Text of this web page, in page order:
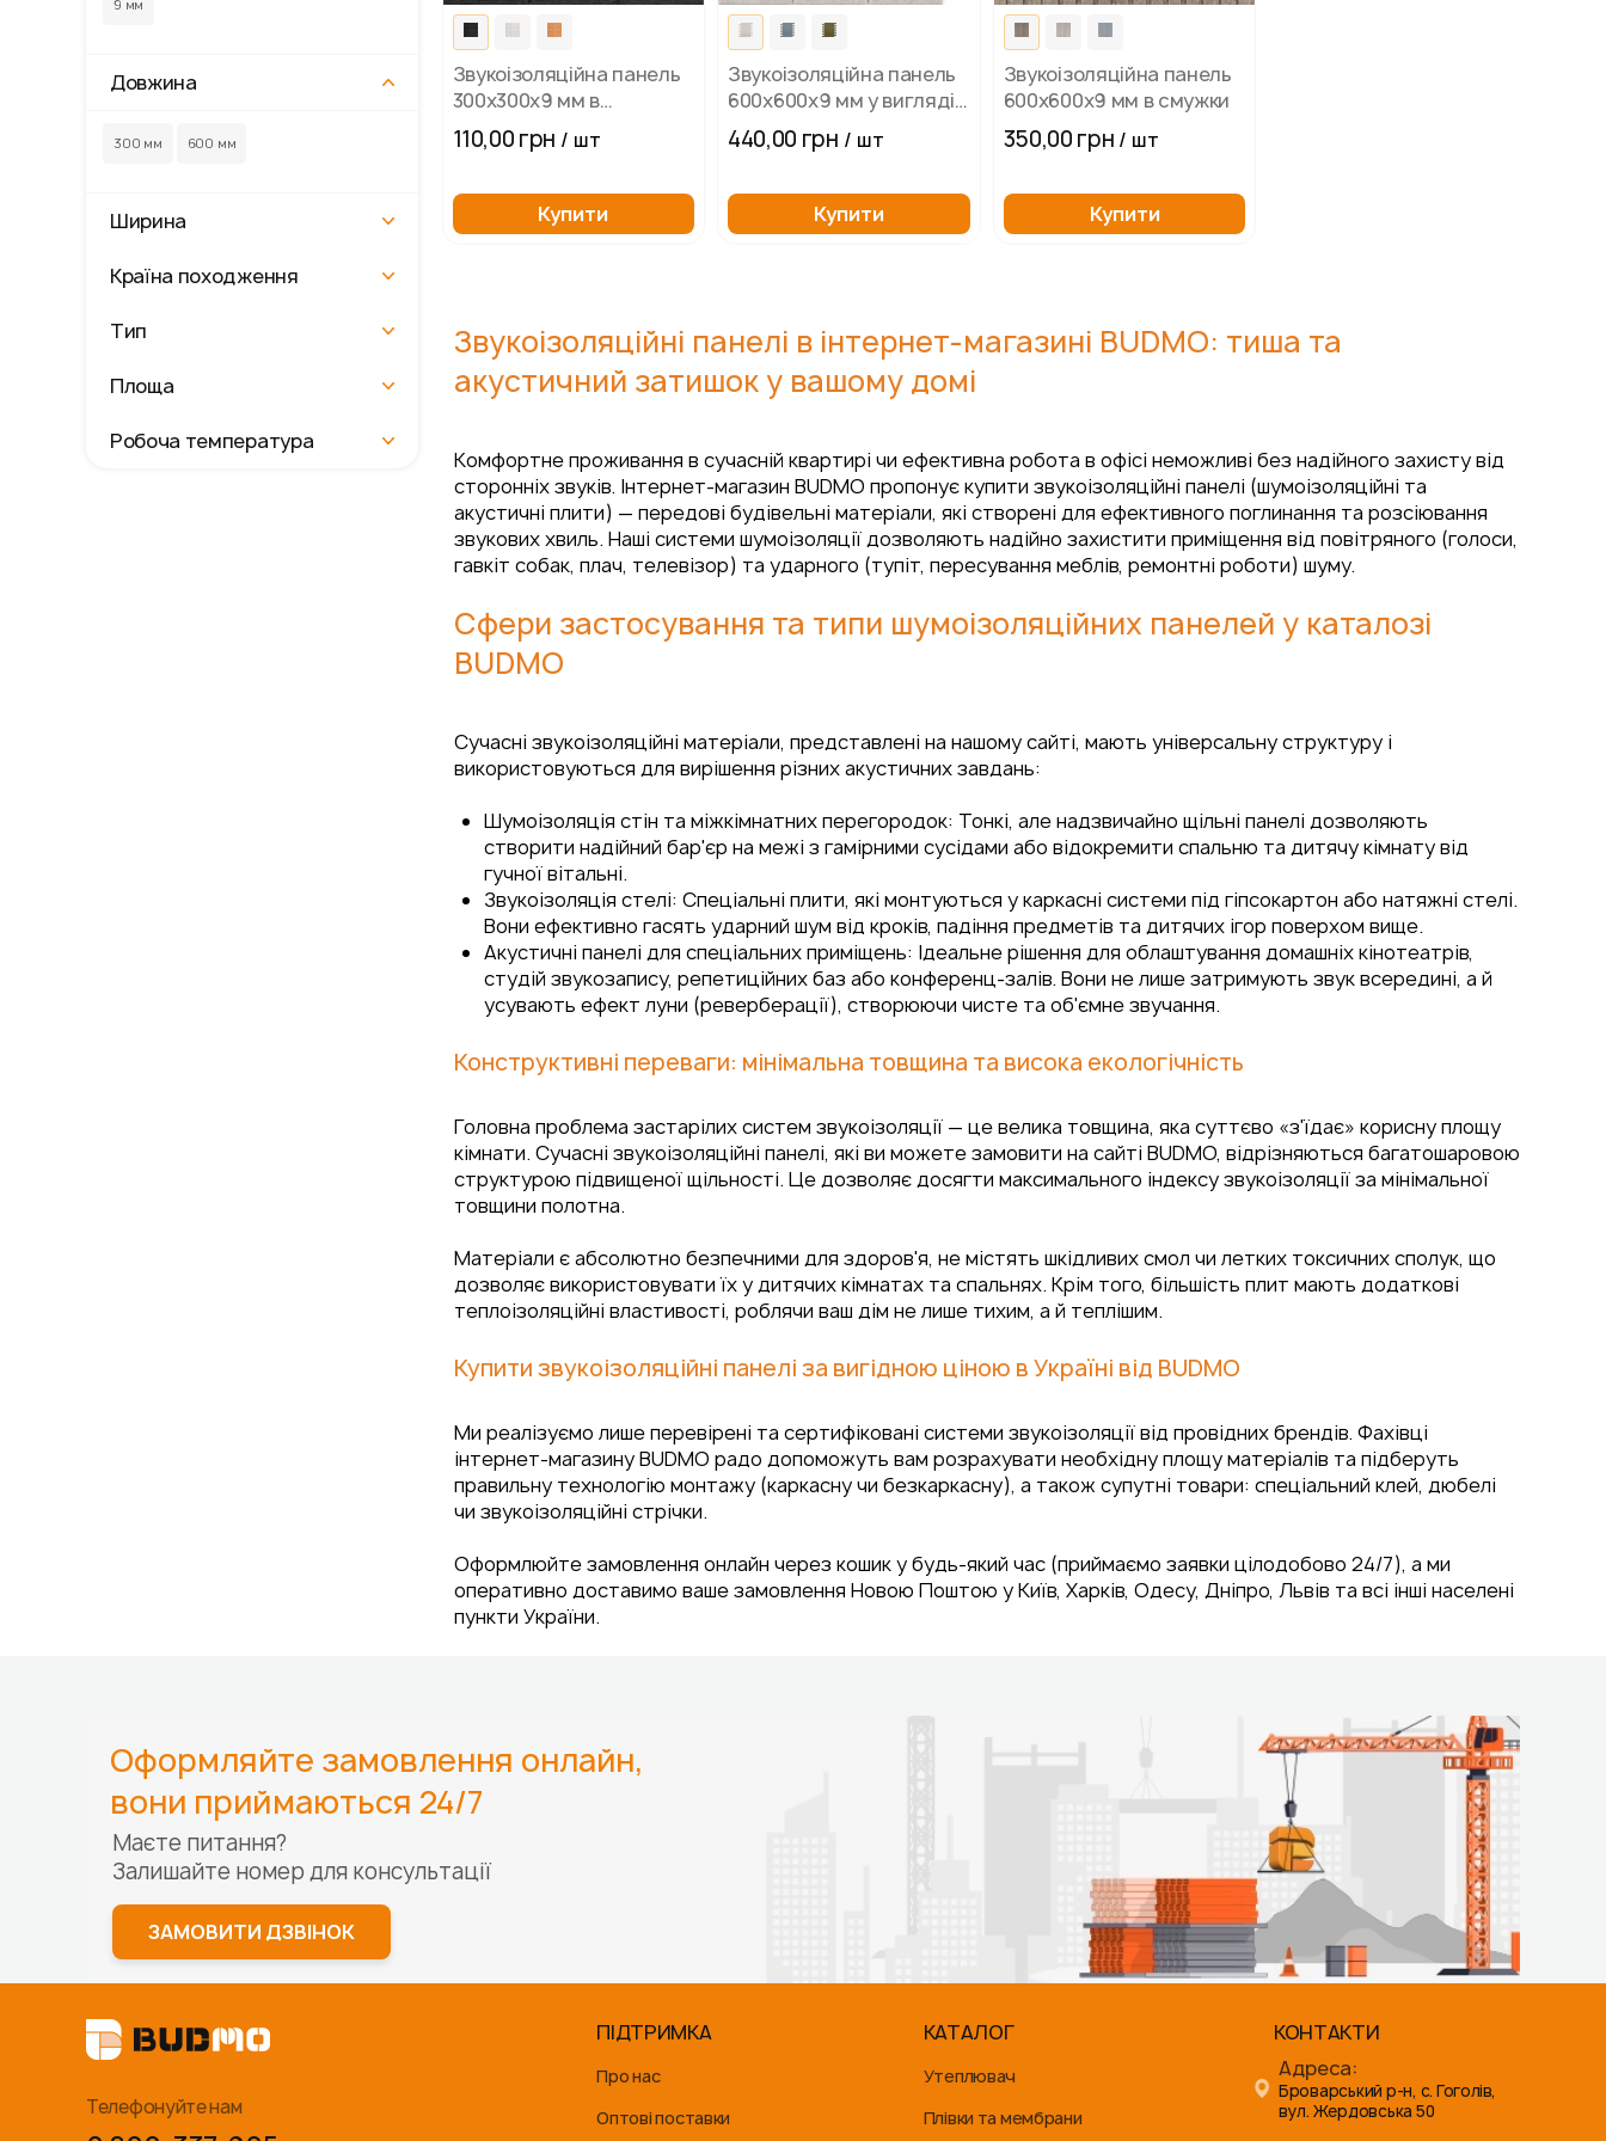
Звукоізоляційна панель
300х300х9 мм в
квадратики
110,00 грн / шт
Купити
Звукоізоляційна панель
600х600х9 мм у вигляді
цегляних плиток
440,00 грн / шт
Купити
Звукоізоляційна панель
600х600х9 мм в смужки
350,00 грн / шт
Купити
Звукоізоляційні панелі в інтернет-магазині BUDMO: тиша та
акустичний затишок у вашому домі
Комфортне проживання в сучасній квартирі чи ефективна робота в офісі неможливі без надійного захисту від
сторонніх звуків. Інтернет-магазин BUDMO пропонує купити звукоізоляційні панелі (шумоізоляційні та
акустичні плити) — передові будівельні матеріали, які створені для ефективного поглинання та розсіювання
звукових хвиль. Наші системи шумоізоляції дозволяють надійно захистити приміщення від повітряного (голоси,
гавкіт собак, плач, телевізор) та ударного (тупіт, пересування меблів, ремонтні роботи) шуму.
Сфери застосування та типи шумоізоляційних панелей у каталозі
BUDMO
Сучасні звукоізоляційні матеріали, представлені на нашому сайті, мають універсальну структуру і
використовуються для вирішення різних акустичних завдань:
Шумоізоляція стін та міжкімнатних перегородок: Тонкі, але надзвичайно щільні панелі дозволяють
створити надійний бар'єр на межі з гамірними сусідами або відокремити спальню та дитячу кімнату від
гучної вітальні.
Звукоізоляція стелі: Спеціальні плити, які монтуються у каркасні системи під гіпсокартон або натяжні стелі.
Вони ефективно гасять ударний шум від кроків, падіння предметів та дитячих ігор поверхом вище.
Акустичні панелі для спеціальних приміщень: Ідеальне рішення для облаштування домашніх кінотеатрів,
студій звукозапису, репетиційних баз або конференц-залів. Вони не лише затримують звук всередині, а й
усувають ефект луни (реверберації), створюючи чисте та об'ємне звучання.
Конструктивні переваги: мінімальна товщина та висока екологічність
Головна проблема застарілих систем звукоізоляції — це велика товщина, яка суттєво «з'їдає» корисну площу
кімнати. Сучасні звукоізоляційні панелі, які ви можете замовити на сайті BUDMO, відрізняються багатошаровою
структурою підвищеної щільності. Це дозволяє досягти максимального індексу звукоізоляції за мінімальної
товщини полотна.
Матеріали є абсолютно безпечними для здоров'я, не містять шкідливих смол чи летких токсичних сполук, що
дозволяє використовувати їх у дитячих кімнатах та спальнях. Крім того, більшість плит мають додаткові
теплоізоляційні властивості, роблячи ваш дім не лише тихим, а й теплішим.
Купити звукоізоляційні панелі за вигідною ціною в Україні від BUDMO
Ми реалізуємо лише перевірені та сертифіковані системи звукоізоляції від провідних брендів. Фахівці
інтернет-магазину BUDMO радо допоможуть вам розрахувати необхідну площу матеріалів та підберуть
правильну технологію монтажу (каркасну чи безкаркасну), а також супутні товари: спеціальний клей, дюбелі
чи звукоізоляційні стрічки.
Оформлюйте замовлення онлайн через кошик у будь-який час (приймаємо заявки цілодобово 24/7), а ми
оперативно доставимо ваше замовлення Новою Поштою у Київ, Харків, Одесу, Дніпро, Львів та всі інші населені
пункти України.
9 мм
Довжина
300 мм 600 мм
Ширина
Країна походження
Тип
Площа
Робоча температура
Оформляйте замовлення онлайн,
вони приймаються 24/7
Маєте питання?
Залишайте номер для консультації
ЗАМОВИТИ ДЗВІНОК
Телефонуйте нам
ПІДТРИМКА
Про нас
Оптові поставки
КАТАЛОГ
Утеплювач
Плівки та мембрани
КОНТАКТИ
Адреса:
Броварський р-н, с. Гоголів,
вул. Жердовська 50